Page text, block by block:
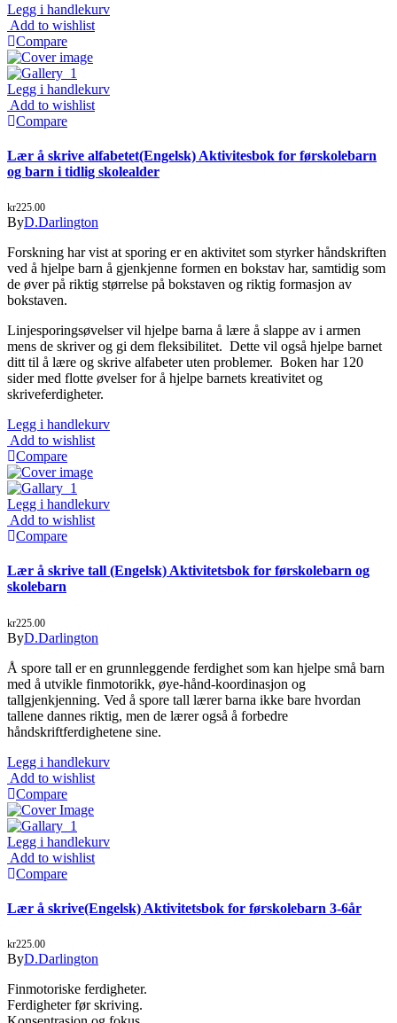
Legg i handlekurv
Add to wishlist
Compare
Legg i handlekurv
Add to wishlist
Compare
Lær å skrive alfabetet(Engelsk) Aktivitesbok for førskolebarn
og barn i tidlig skolealder
kr225.00
ByD.Darlington
Forskning har vist at sporing er en aktivitet som styrker håndskriften
ved å hjelpe barn å gjenkjenne formen en bokstav har, samtidig som
de øver på riktig størrelse på bokstaven og riktig formasjon av
bokstaven.
Linjesporingsøvelser vil hjelpe barna å lære å slappe av i armen
mens de skriver og gi dem fleksibilitet. Dette vil også hjelpe barnet
ditt til å lære og skrive alfabeter uten problemer. Boken har 120
sider med flotte øvelser for å hjelpe barnets kreativitet og
skriveferdigheter.
Legg i handlekurv
Add to wishlist
Compare
Legg i handlekurv
Add to wishlist
Compare
Lær å skrive tall (Engelsk) Aktivitetsbok for førskolebarn og
skolebarn
kr225.00
ByD.Darlington
Å spore tall er en grunnleggende ferdighet som kan hjelpe små barn
med å utvikle finmotorikk, øye-hånd-koordinasjon og
tallgjenkjenning. Ved å spore tall lærer barna ikke bare hvordan
tallene dannes riktig, men de lærer også å forbedre
håndskriftferdighetene sine.
Legg i handlekurv
Add to wishlist
Compare
Legg i handlekurv
Add to wishlist
Compare
Lær å skrive(Engelsk) Aktivitetsbok for førskolebarn 3-6år
kr225.00
ByD.Darlington
Finmotoriske ferdigheter.
Ferdigheter før skriving.